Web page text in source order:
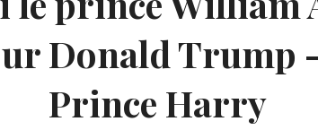
Donald Trump
Prince Harry